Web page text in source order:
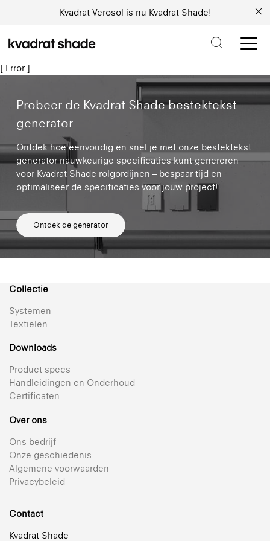
Kvadrat Verosol is nu Kvadrat Shade!
[ Error ]
Probeer de Kvadrat Shade bestektekst
generator
Ontdek hoe eenvoudig en snel je met onze bestektekst
generator nauwkeurige specificaties kunt genereren
voor Kvadrat Shade rolgordijnen – bespaar tijd en
optimaliseer de specificaties voor jouw project!
Ontdek de generator
Collectie
Systemen
Textielen
Downloads
Product specs
Handleidingen en Onderhoud
Certificaten
Over ons
Ons bedrijf
Onze geschiedenis
Algemene voorwaarden
Privacybeleid
Contact
Kvadrat Shade